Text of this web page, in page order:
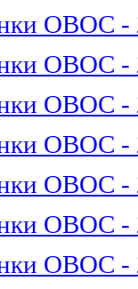
ОВОС -
ОВОС -
ОВОС -
ОВОС -
ОВОС -
ОВОС -
ОВОС -